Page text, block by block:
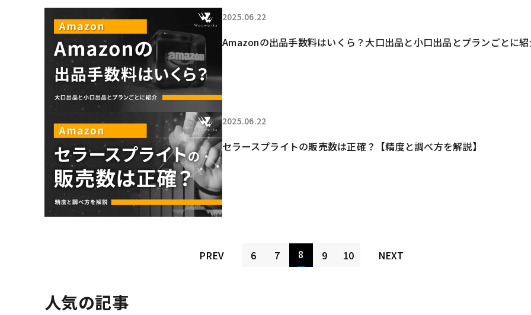
2025.06.22
Amazonの出品手数料はいくら？大口出品と小口出品とプランごとに
2025.06.22
セラースプライトの販売数は正確？【精度と調べ方を解説】
PREV 6 7 8 9 10 NEXT
人気の記事